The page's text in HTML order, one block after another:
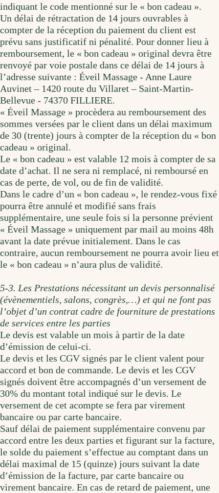
indiquant le code mentionné sur le « bon cadeau ».
Un délai de rétractation de 14 jours ouvrables à
compter de la réception du paiement du client est
prévu sans justificatif ni pénalité. Pour donner lieu à
remboursement, le « bon cadeau » original devra être
renvoyé par voie postale dans ce délai de 14 jours à
l’adresse suivante : Éveil Massage - Anne Laure
Auvinet – 1420 route du Villaret – Saint-Martin-
Bellevue - 74370 FILLIERE.
« Éveil Massage » procèdera au remboursement des
sommes versées par le client dans un délai maximum
de 30 (trente) jours à compter de la réception du « bon
cadeau » original.
Le « bon cadeau » est valable 12 mois à compter de sa
date d’achat. Il ne sera ni remplacé, ni remboursé en
cas de perte, de vol, ou de fin de validité.
Dans le cadre d’un « bon cadeau », le rendez-vous fixé
pourra être annulé et modifié sans frais
supplémentaire, une seule fois si la personne prévient
« Éveil Massage » uniquement par mail au moins 48h
avant la date prévue initialement. Dans le cas
contraire, aucun remboursement ne pourra avoir lieu et
le « bon cadeau » n’aura plus de validité.
5-3. Les Prestations nécessitant un devis personnalisé
(évènementiels, salons, congrès,…) et qui ne font pas
l’objet d’un contrat cadre de fourniture de prestations
de services entre les parties
Le devis est valable un mois à partir de la date
d’émission de celui-ci.
Le devis et les CGV signés par le client valent pour
accord et bon de commande. Le devis et les CGV
signés doivent être accompagnés d’un versement de
30% du montant total indiqué sur le devis. Le
versement de cet acompte se fera par virement
bancaire ou par carte bancaire.
Sauf délai de paiement supplémentaire convenu par
accord entre les deux parties et figurant sur la facture,
le solde du paiement s’effectue au comptant dans un
délai maximal de 15 (quinze) jours suivant la date
d’émission de la facture, par carte bancaire ou
virement bancaire. En cas de retard de paiement, une